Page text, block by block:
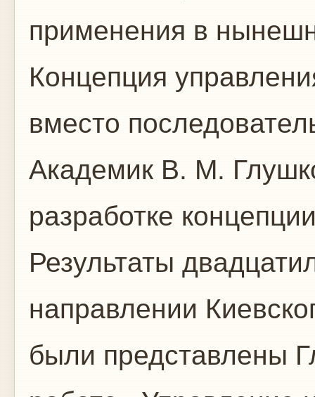
применения в
Концепция
вместо
Академик В. М.
разработке
Результаты
направлении
были представлены